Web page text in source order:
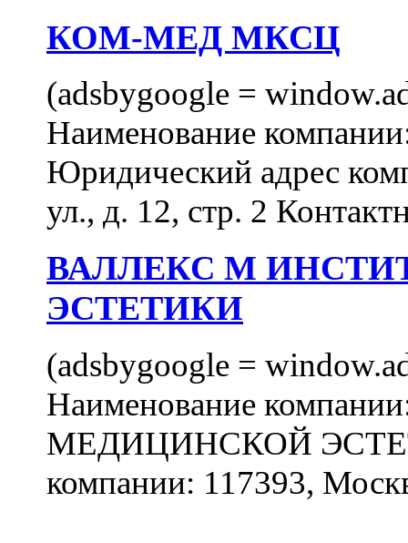
КОМ-МЕД МКСЦ
(adsbygoogle =
Наименование
Юридический адрес
ул., д. 12, стр. 2
ВАЛЛЕКС М
ЭСТЕТИКИ
(adsbygoogle =
Наименование
МЕДИЦИНСКОЙ
компании: 117393,